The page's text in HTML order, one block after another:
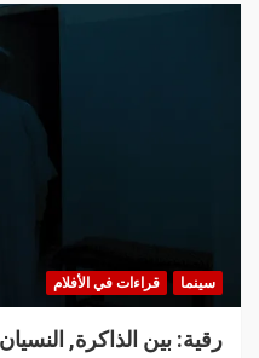
سينما قراءات في الأفلام
رقية: بين الذاكرة,